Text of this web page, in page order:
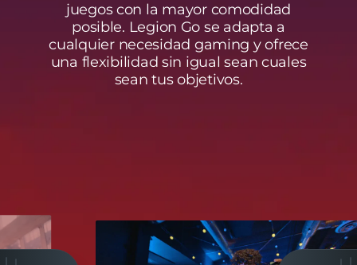
juegos con la mayor comodidad
posible. Legion Go se adapta a
cualquier necesidad gaming y ofrece
una flexibilidad sin igual sean cuales
sean tus objetivos.